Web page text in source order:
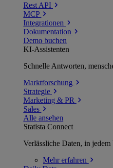
Rest API
MCP
Integrationen
Dokumentation
Demo buchen
KI-Assistenten
Schnelle Antworten,
Marktforschung
Strategie
Marketing & PR
Sales
Alle ansehen
Statista Connect
Verlässliche Daten, in
Mehrerfahren